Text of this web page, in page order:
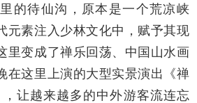
的待仙沟，原本是一个荒凉峡
元素注入少林文化中，赋予其现
里变成了禅乐回荡、中国山水画
在这里上演的大型实景演出《禅
让越来越多的中外游客流连忘